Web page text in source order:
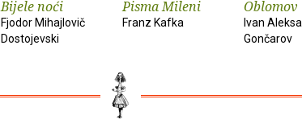
Bijele noći
Fjodor Mihajlovič
Dostojevski
Pisma Mileni
Franz Kafka
Oblomov
Ivan
Gončarov